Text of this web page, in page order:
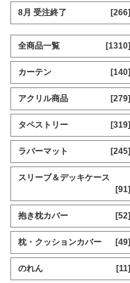
8月 受注終了 [266]
全商品一覧 [1310]
カーテン [140]
アクリル商品 [279]
タペストリー [319]
ラバーマット [245]
スリーブ＆デッキケース
[91]
抱き枕カバー [52]
枕・クッションカバー [49]
のれん [11]